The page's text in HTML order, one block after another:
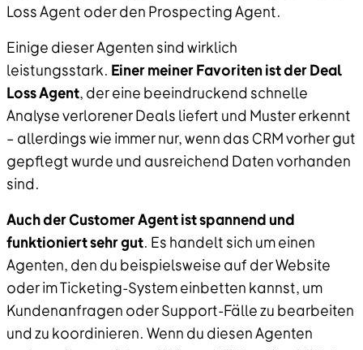
Loss Agent oder den Prospecting Agent.
Einige dieser Agenten sind wirklich
leistungsstark. Einer meiner Favoriten ist der Deal
Loss Agent, der eine beeindruckend schnelle
Analyse verlorener Deals liefert und Muster erkennt
– allerdings wie immer nur, wenn das CRM vorher gut
gepflegt wurde und ausreichend Daten vorhanden
sind.
Auch der Customer Agent ist spannend und
funktioniert sehr gut. Es handelt sich um einen
Agenten, den du beispielsweise auf der Website
oder im Ticketing-System einbetten kannst, um
Kundenanfragen oder Support-Fälle zu bearbeiten
und zu koordinieren. Wenn du diesen Agenten